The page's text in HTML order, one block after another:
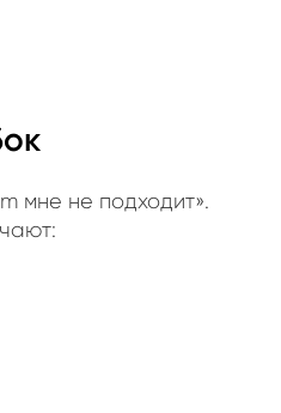
мне не подходит».